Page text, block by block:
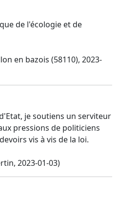
de l'écologie et de
en bazois (58110), 2023-
je soutiens un serviteur
pressions de politiciens
vis à vis de la loi.
2023-01-03)